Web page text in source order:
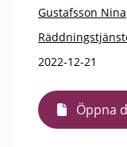
Gustafsson Nina
2022-12-21
Öppna